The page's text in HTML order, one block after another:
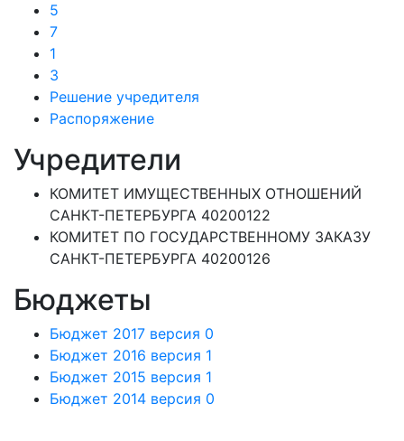
5
7
1
3
Решение учредителя
Распоряжение
Учредители
КОМИТЕТ ИМУЩЕСТВЕННЫХ ОТНОШЕНИЙ
САНКТ-ПЕТЕРБУРГА 40200122
КОМИТЕТ ПО ГОСУДАРСТВЕННОМУ ЗАКАЗУ
САНКТ-ПЕТЕРБУРГА 40200126
Бюджеты
Бюджет 2017 версия 0
Бюджет 2016 версия 1
Бюджет 2015 версия 1
Бюджет 2014 версия 0